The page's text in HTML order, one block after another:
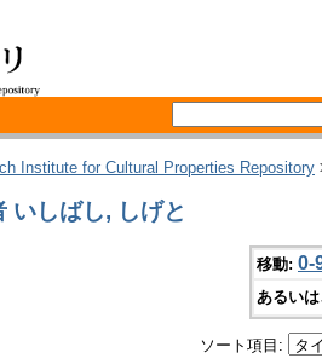
Institute for Cultural Properties Repository
いしばし, しげと
移動: 0-
あるい
ソート項目: